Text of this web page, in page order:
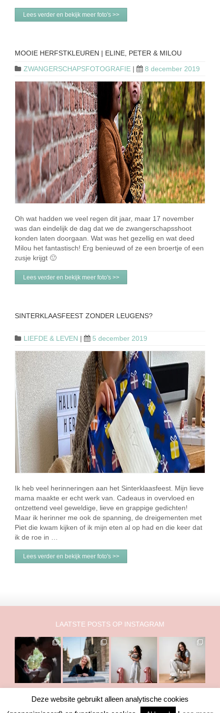
Lees verder en bekijk meer foto's >>
MOOIE HERFSTKLEUREN | ELINE, PETER & MILOU
ZWANGERSCHAPSFOTOGRAFIE | 8 december 2019
Oh wat hadden we veel regen dit jaar, maar 17 november
was dan eindelijk de dag dat we de zwangerschapsshoot
konden laten doorgaan. Wat was het gezellig en wat deed
Milou het fantastisch! Erg benieuwd of ze een broertje of een
zusje krijgt 🙂
Lees verder en bekijk meer foto's >>
SINTERKLAASFEEST ZONDER LEUGENS?
LIEFDE & LEVEN | 5 december 2019
Ik heb veel herinneringen aan het Sinterklaasfeest. Mijn lieve
mama maakte er echt werk van. Cadeaus in overvloed en
ontzettend veel geweldige, lieve en grappige gedichten!
Maar ik herinner me ook de spanning, de dreigementen met
Piet die kwam kijken of ik mijn eten al op had en die keer dat
ik de roe in …
Lees verder en bekijk meer foto's >>
LAATSTE POSTS OP INSTAGRAM
Copyright © 2011-2026 Marry Fermont. Het is NIET toegestaan om
Deze website gebruikt alleen analytische cookies